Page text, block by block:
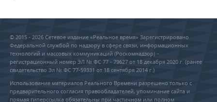
© 2015 - 2026 Сетевое издание «Реальное время» Зарегистрировано
Федеральной службой по надзору в сфере связи, информационных
технологий и массовых коммуникаций (Роскомнадзор) –
регистрационный номер ЭЛ № ФС 77 - 79627 от 18 декабря 2020 г. (ранее
свидетельство Эл № ФС 77-59331 от 18 сентября 2014 г.)
Использование материалов Реального Времени разрешено только с
предварительного согласия правообладателей, упоминание сайта и
прямая гиперссылка обязательны при частичном или полном